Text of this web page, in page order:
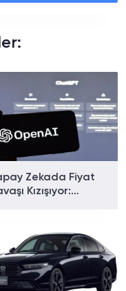
Zekada Fiyat
Kızışıyor:
80 Düşürdü